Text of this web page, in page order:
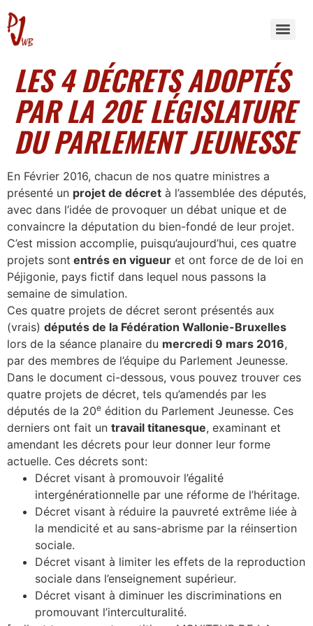
LES 4 DÉCRETS ADOPTÉS
PAR LA 20E LÉGISLATURE
DU PARLEMENT JEUNESSE
En Février 2016, chacun de nos quatre ministres a
présenté un projet de décret à l’assemblée des députés,
avec dans l’idée de provoquer un débat unique et de
convaincre la députation du bien-fondé de leur projet.
C’est mission accomplie, puisqu’aujourd’hui, ces quatre
projets sont entrés en vigueur et ont force de de loi en
Péjigonie, pays fictif dans lequel nous passons la
semaine de simulation.
Ces quatre projets de décret seront présentés aux
(vrais) députés de la Fédération Wallonie-Bruxelles
lors de la séance planaire du mercredi 9 mars 2016,
par des membres de l’équipe du Parlement Jeunesse.
Dans le document ci-dessous, vous pouvez trouver ces
quatre projets de décret, tels qu’amendés par les
députés de la 20e édition du Parlement Jeunesse. Ces
derniers ont fait un travail titanesque, examinant et
amendant les décrets pour leur donner leur forme
actuelle. Ces décrets sont:
Décret visant à promouvoir l’égalité
intergénérationnelle par une réforme de l’héritage.
Décret visant à réduire la pauvreté extrême liée à
la mendicité et au sans-abrisme par la réinsertion
sociale.
Décret visant à limiter les effets de la reproduction
sociale dans l’enseignement supérieur.
Décret visant à diminuer les discriminations en
promouvant l’interculturalité.